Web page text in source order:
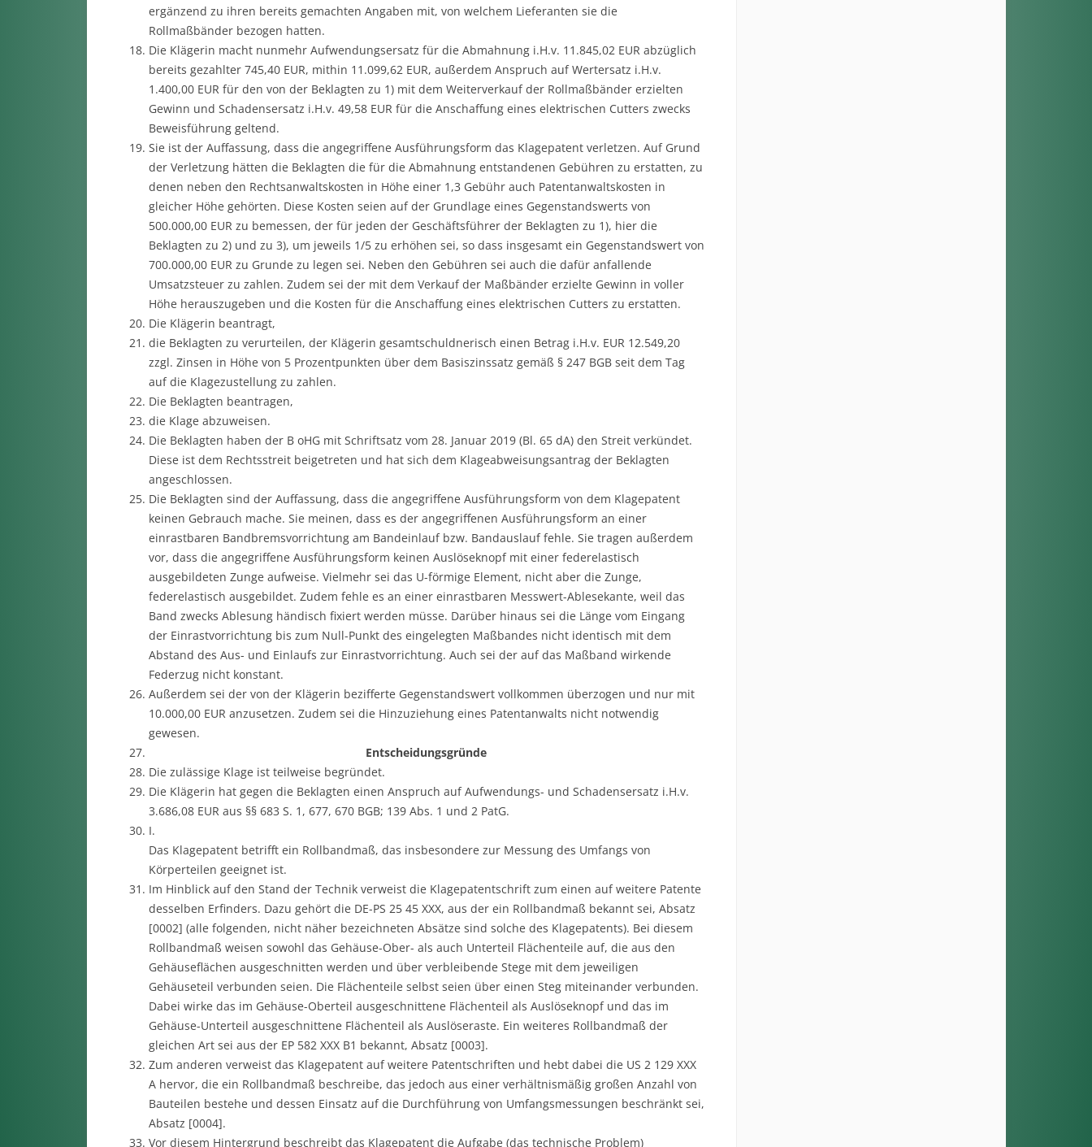
ergänzend zu ihren bereits gemachten Angaben mit, von welchem Lieferanten sie die
Rollmaßbänder bezogen hatten.
Die Klägerin macht nunmehr Aufwendungsersatz für die Abmahnung i.H.v. 11.845,02 EUR abzüglich
bereits gezahlter 745,40 EUR, mithin 11.099,62 EUR, außerdem Anspruch auf Wertersatz i.H.v.
1.400,00 EUR für den von der Beklagten zu 1) mit dem Weiterverkauf der Rollmaßbänder erzielten
Gewinn und Schadensersatz i.H.v. 49,58 EUR für die Anschaffung eines elektrischen Cutters zwecks
Beweisführung geltend.
Sie ist der Auffassung, dass die angegriffene Ausführungsform das Klagepatent verletzen. Auf Grund
der Verletzung hätten die Beklagten die für die Abmahnung entstandenen Gebühren zu erstatten, zu
denen neben den Rechtsanwaltskosten in Höhe einer 1,3 Gebühr auch Patentanwaltskosten in
gleicher Höhe gehörten. Diese Kosten seien auf der Grundlage eines Gegenstandswerts von
500.000,00 EUR zu bemessen, der für jeden der Geschäftsführer der Beklagten zu 1), hier die
Beklagten zu 2) und zu 3), um jeweils 1/5 zu erhöhen sei, so dass insgesamt ein Gegenstandswert von
700.000,00 EUR zu Grunde zu legen sei. Neben den Gebühren sei auch die dafür anfallende
Umsatzsteuer zu zahlen. Zudem sei der mit dem Verkauf der Maßbänder erzielte Gewinn in voller
Höhe herauszugeben und die Kosten für die Anschaffung eines elektrischen Cutters zu erstatten.
Die Klägerin beantragt,
die Beklagten zu verurteilen, der Klägerin gesamtschuldnerisch einen Betrag i.H.v. EUR 12.549,20
zzgl. Zinsen in Höhe von 5 Prozentpunkten über dem Basiszinssatz gemäß § 247 BGB seit dem Tag
auf die Klagezustellung zu zahlen.
Die Beklagten beantragen,
die Klage abzuweisen.
Die Beklagten haben der B oHG mit Schriftsatz vom 28. Januar 2019 (Bl. 65 dA) den Streit verkündet.
Diese ist dem Rechtsstreit beigetreten und hat sich dem Klageabweisungsantrag der Beklagten
angeschlossen.
Die Beklagten sind der Auffassung, dass die angegriffene Ausführungsform von dem Klagepatent
keinen Gebrauch mache. Sie meinen, dass es der angegriffenen Ausführungsform an einer
einrastbaren Bandbremsvorrichtung am Bandeinlauf bzw. Bandauslauf fehle. Sie tragen außerdem
vor, dass die angegriffene Ausführungsform keinen Auslöseknopf mit einer federelastisch
ausgebildeten Zunge aufweise. Vielmehr sei das U-förmige Element, nicht aber die Zunge,
federelastisch ausgebildet. Zudem fehle es an einer einrastbaren Messwert-Ablesekante, weil das
Band zwecks Ablesung händisch fixiert werden müsse. Darüber hinaus sei die Länge vom Eingang
der Einrastvorrichtung bis zum Null-Punkt des eingelegten Maßbandes nicht identisch mit dem
Abstand des Aus- und Einlaufs zur Einrastvorrichtung. Auch sei der auf das Maßband wirkende
Federzug nicht konstant.
Außerdem sei der von der Klägerin bezifferte Gegenstandswert vollkommen überzogen und nur mit
10.000,00 EUR anzusetzen. Zudem sei die Hinzuziehung eines Patentanwalts nicht notwendig
gewesen.
Entscheidungsgründe
Die zulässige Klage ist teilweise begründet.
Die Klägerin hat gegen die Beklagten einen Anspruch auf Aufwendungs- und Schadensersatz i.H.v.
3.686,08 EUR aus §§ 683 S. 1, 677, 670 BGB; 139 Abs. 1 und 2 PatG.
I.
Das Klagepatent betrifft ein Rollbandmaß, das insbesondere zur Messung des Umfangs von
Körperteilen geeignet ist.
Im Hinblick auf den Stand der Technik verweist die Klagepatentschrift zum einen auf weitere Patente
desselben Erfinders. Dazu gehört die DE-PS 25 45 XXX, aus der ein Rollbandmaß bekannt sei, Absatz
[0002] (alle folgenden, nicht näher bezeichneten Absätze sind solche des Klagepatents). Bei diesem
Rollbandmaß weisen sowohl das Gehäuse-Ober- als auch Unterteil Flächenteile auf, die aus den
Gehäuseflächen ausgeschnitten werden und über verbleibende Stege mit dem jeweiligen
Gehäuseteil verbunden seien. Die Flächenteile selbst seien über einen Steg miteinander verbunden.
Dabei wirke das im Gehäuse-Oberteil ausgeschnittene Flächenteil als Auslöseknopf und das im
Gehäuse-Unterteil ausgeschnittene Flächenteil als Auslöseraste. Ein weiteres Rollbandmaß der
gleichen Art sei aus der EP 582 XXX B1 bekannt, Absatz [0003].
Zum anderen verweist das Klagepatent auf weitere Patentschriften und hebt dabei die US 2 129 XXX
A hervor, die ein Rollbandmaß beschreibe, das jedoch aus einer verhältnismäßig großen Anzahl von
Bauteilen bestehe und dessen Einsatz auf die Durchführung von Umfangsmessungen beschränkt sei,
Absatz [0004].
Vor diesem Hintergrund beschreibt das Klagepatent die Aufgabe (das technische Problem)